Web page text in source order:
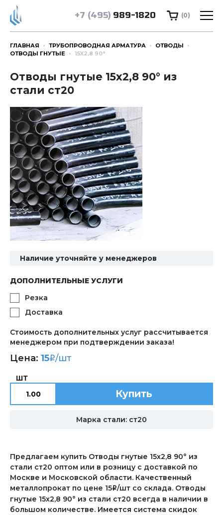
+7 (495) 989-1820 (0)
ГЛАВНАЯ ТРУБОПРОВОДНАЯ АРМАТУРА
ОТВОДЫ
ОТВОДЫ ГНУТЫЕ
15X2,8 90°
Отводы гнутые 15x2,8 90° из
стали ст20
Наличие уточняйте у менеджеров
ДОПОЛНИТЕЛЬНЫЕ УСЛУГИ
Резка
Доставка
Стоимость дополнительных услуг рассчитывается
менеджером при подтверждении заказа!
Цена: 15i/шт
ШТ
Купить
Марка стали: ст20
Предлагаем купить Отводы гнутые 15x2,8 90° из
стали ст20 оптом или в розницу с доставкой по
Москве и Московской области. Качественный
металлопрокат по цене 15i/шт со склада. Отводы
гнутые 15x2,8 90° из стали ст20 всегда в наличии в
большом количестве. Имеется система скидок